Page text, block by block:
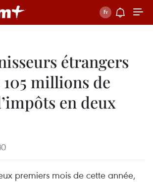
étrangers
millions de
en deux
premiers mois de cette année,